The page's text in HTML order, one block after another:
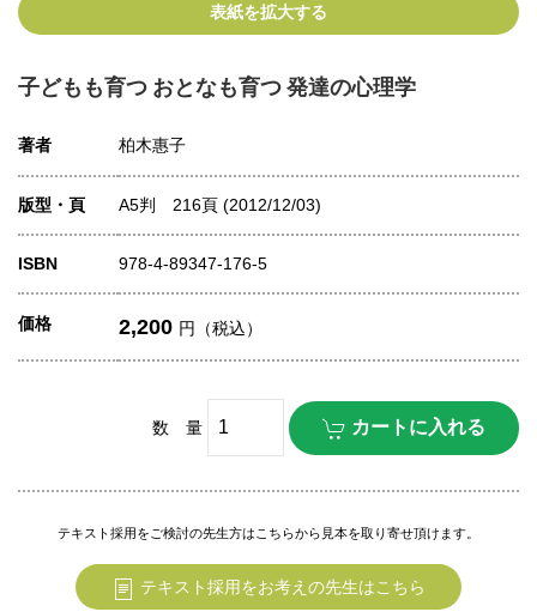
表紙を拡大する
子どもも育つ おとなも育つ 発達の心理学
著者 柏木惠子
版型・頁 A5判 216頁 (2012/12/03)
ISBN 978-4-89347-176-5
価格 2,200 円（税込）
数 量
テキスト採用をご検討の先生方はこちらから見本を取り寄せ頂けます。
テキスト採用をお考えの先生はこちら